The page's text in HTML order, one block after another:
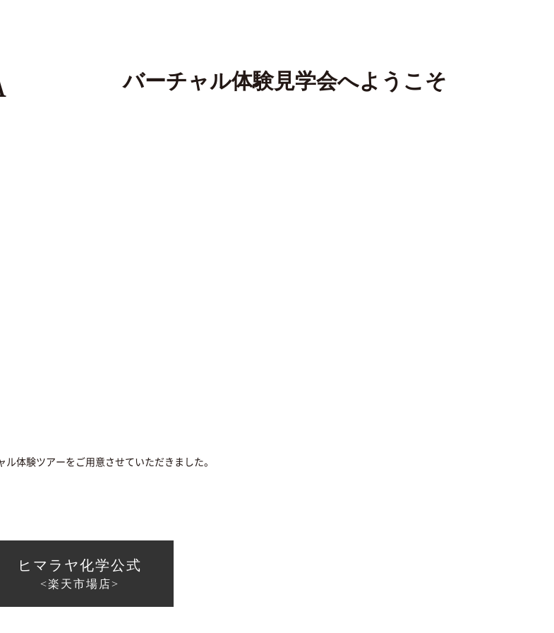
バーチャル体験見学会へようこそ
体験ツアーをご用意させていただきました。
ヒマラヤ化学公式
<楽天市場店>